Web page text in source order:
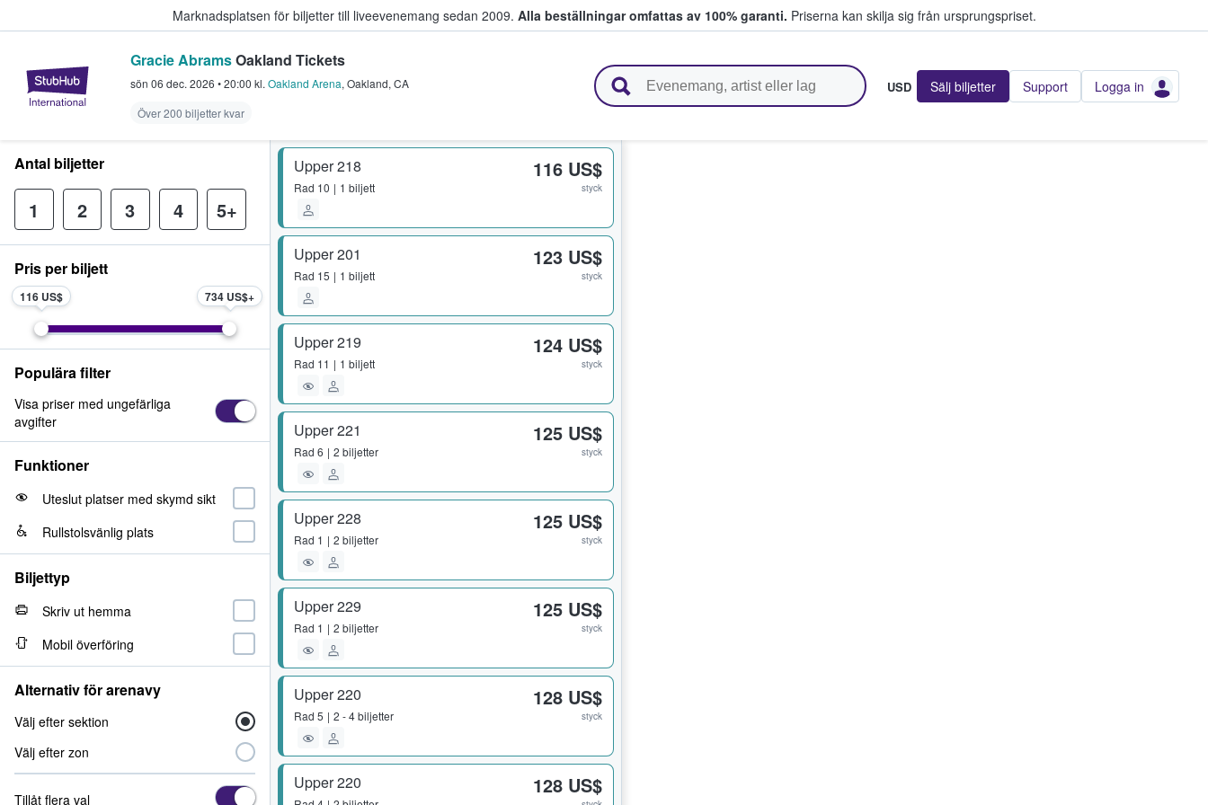
Marknadsplatsen för biljetter till liveevenemang sedan 2009. Alla beställningar omfattas av 100% garanti. Priserna kan skilja sig från ursprungspriset.
StubHub – där fans köper och säljer biljetter.
Gracie AbramsOakland Tickets
sön 06 dec. 2026 •20:00 kl. Oakland Arena, Oakland, CA
Över 200 biljetter kvar
USD Sälj biljetter Support Logga in
Upper 218
Rad 10 1 biljett
116 US$
styck
Upper 201
Rad 15 1 biljett
123 US$
styck
Upper 219
Rad 11 1 biljett
124 US$
styck
Upper 221
Rad 6 2 biljetter
125 US$
styck
Upper 228
Rad 1 2 biljetter
125 US$
styck
Upper 229
Rad 1 2 biljetter
125 US$
styck
Upper 220
Rad 5 2 - 4 biljetter
128 US$
styck
Upper 220 128 US$
Antal biljetter
1 2 3 4 5+
Pris per biljett
116 US$ 734 US$
Populära filter
Visa priser med ungefärliga
avgifter
Funktioner
Uteslut platser med skymd sikt
Rullstolsvänlig plats
Biljettyp
Skriv ut hemma
Mobil överföring
Alternativ för arenavy
Välj efter sektion
Välj efter zon
Tillåt flera val